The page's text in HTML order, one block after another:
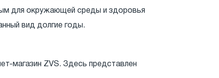
для окружающей среды и здоровья
вид долгие годы.
магазин ZVS. Здесь представлен